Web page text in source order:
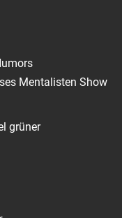
Mentalisten Show
grüner